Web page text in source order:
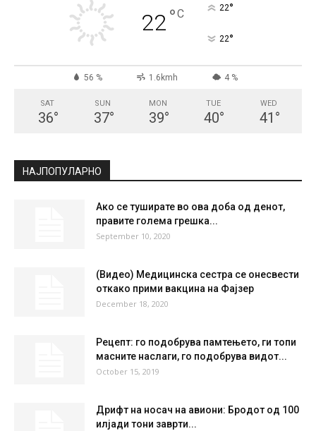
22°C 22°
22°
56 % 1.6kmh 4 %
SAT
36°
SUN
37°
MON
39°
TUE
40°
WED
41 °
НАЈПОПУЛАРНО
Ако се туширате во ова доба од денот,
правите голема грешка...
September 10, 2020
(Видео) Медицинска сестра се онесвести
откако прими вакцина на Фајзер
December 18, 2020
Рецепт: го подобрува памтењето, ги топи
масните наслаги, го подобрува видот...
October 15, 2019
Дрифт на носач на авиони: Бродот од 100
илјади тони заврти...